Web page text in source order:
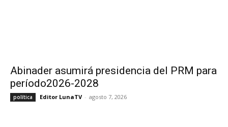
Abinader asumirá presidencia del PRM para
período2026-2028
política Editor LunaTV - agosto 7, 2026